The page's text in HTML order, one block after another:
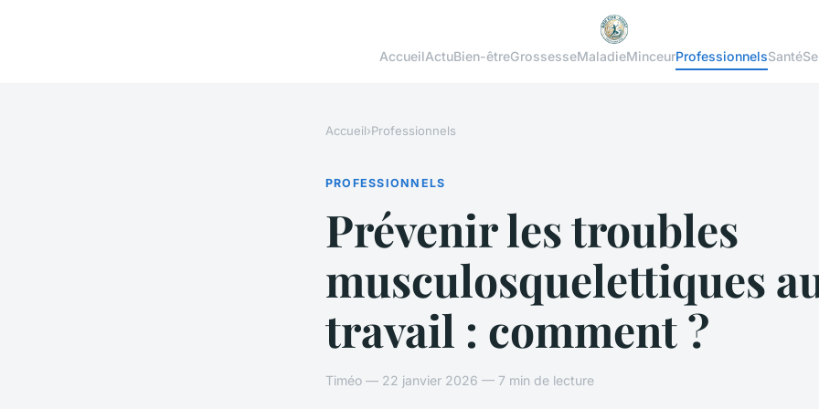
AccueilActuBien-êtreGrossesseMaladieMinceurProfessionnelsSanté
Accueil›Professionnels
PROFESSIONNELS
Prévenir les troubles
musculosquelettiques
travail : comment ?
Timéo — 22 janvier 2026 — 7 min de lecture